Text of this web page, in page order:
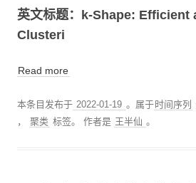
英文标题：k-Shape: Efficient
Clusteri
Read more
本条目发布于 2022-01-19 。属于 时间序列
， 聚类 标签。 作者是 王半仙 。